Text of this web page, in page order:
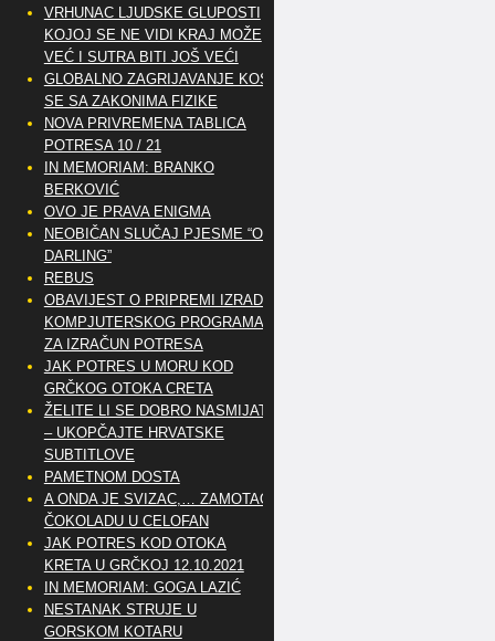
VRHUNAC LJUDSKE GLUPOSTI
KOJOJ SE NE VIDI KRAJ MOŽE
VEĆ I SUTRA BITI JOŠ VEĆI
GLOBALNO ZAGRIJAVANJE KOSI
SE SA ZAKONIMA FIZIKE
NOVA PRIVREMENA TABLICA
POTRESA 10 / 21
IN MEMORIAM: BRANKO
BERKOVIĆ
OVO JE PRAVA ENIGMA
NEOBIČAN SLUČAJ PJESME “OH
DARLING”
REBUS
OBAVIJEST O PRIPREMI IZRADE
KOMPJUTERSKOG PROGRAMA
ZA IZRAČUN POTRESA
JAK POTRES U MORU KOD
GRČKOG OTOKA CRETA
ŽELITE LI SE DOBRO NASMIJATI
– UKOPČAJTE HRVATSKE
SUBTITLOVE
PAMETNOM DOSTA
A ONDA JE SVIZAC,… ZAMOTAO
ČOKOLADU U CELOFAN
JAK POTRES KOD OTOKA
KRETA U GRČKOJ 12.10.2021
IN MEMORIAM: GOGA LAZIĆ
NESTANAK STRUJE U
GORSKOM KOTARU